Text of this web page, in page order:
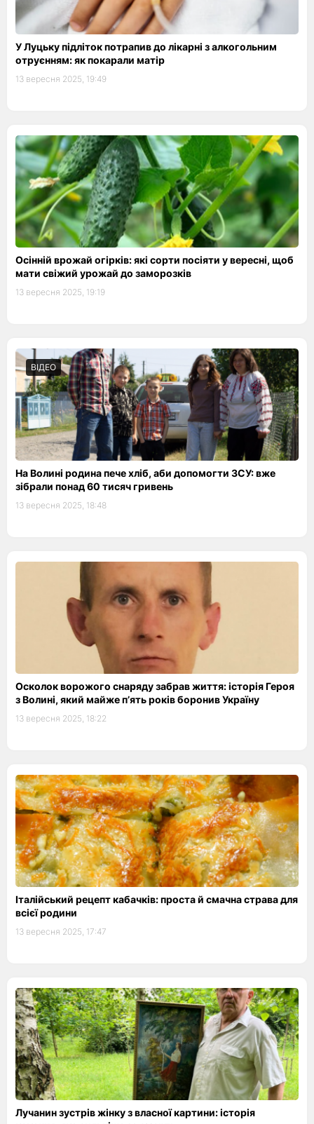
У Луцьку підліток потрапив до лікарні з алкогольним
отруєнням: як покарали матір
13 вересня 2025, 19:49
Осінній врожай огірків: які сорти посіяти у вересні, щоб
мати свіжий урожай до заморозків
13 вересня 2025, 19:19
ВІДЕО
На Волині родина пече хліб, аби допомогти ЗСУ: вже
зібрали понад 60 тисяч гривень
13 вересня 2025, 18:48
Осколок ворожого снаряду забрав життя: історія Героя
з Волині, який майже п’ять років боронив Україну
13 вересня 2025, 18:22
Італійський рецепт кабачків: проста й смачна страва для
всієї родини
13 вересня 2025, 17:47
Лучанин зустрів жінку з власної картини: історія